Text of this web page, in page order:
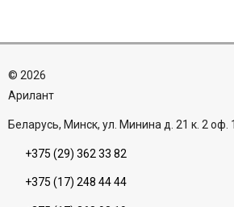
© 2026
Aрилант
Беларусь, Минск, ул. Минина д. 21 к. 2 оф.
+375 (29) 362 33 82
+375 (17) 248 44 44